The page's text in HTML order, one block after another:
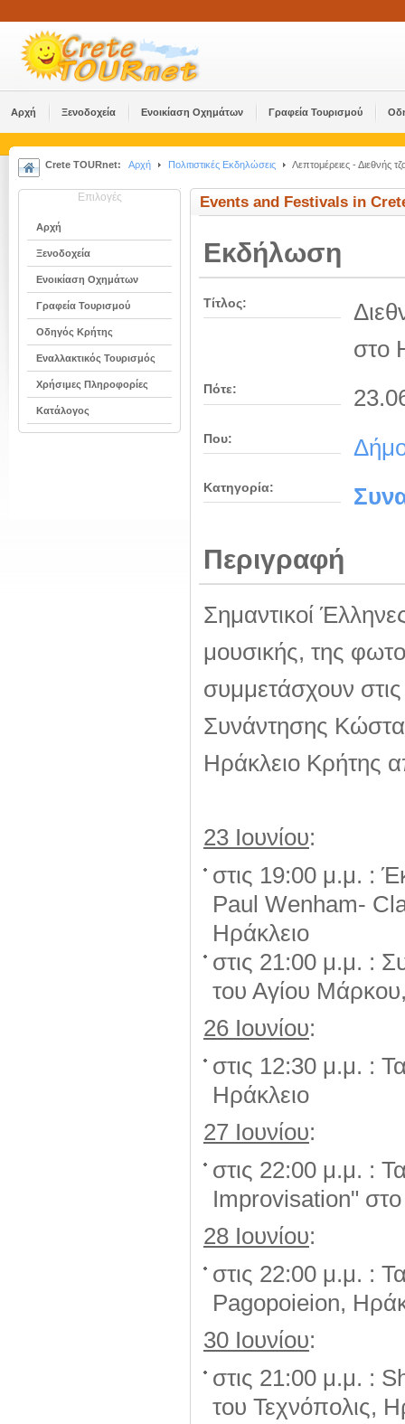
Αρχή Ξενοδοχεία Ενοικίαση Οχημάτων Γραφεία Τουρισμού
Crete TOURnet: Αρχή Πολιτιστικές Εκδηλώσεις Λεπτομέρειες - Διεθνής
Επιλογές
Αρχή
Ξενοδοχεία
Ενοικίαση Οχημάτων
Γραφεία Τουρισμού
Οδηγός Κρήτης
Εναλλακτικός Τουρισμός
Χρήσιμες Πληροφορίες
Κατάλογος
Events and Festivals in
Εκδήλωση
Τίτλος:
στο
Πότε:
Που:
Κατηγορία:
Περιγραφή
Σημαντικοί
μουσικής, της
συμμετάσχουν
Συνάντησης
Ηράκλειο Κρήτης
23 Ιουνίου:
στις 19:00 μ.μ. :
Paul Wenham-
Ηράκλειο
στις 21:00 μ.μ. :
του Αγίου
26 Ιουνίου:
στις 12:30 μ.μ. :
Ηράκλειο
27 Ιουνίου:
στις 22:00 μ.μ. :
Improvisation" στο
28 Ιουνίου:
στις 22:00 μ.μ. :
Pagopoieion,
30 Ιουνίου:
στις 21:00 μ.μ. :
του Τεχνόπολις,